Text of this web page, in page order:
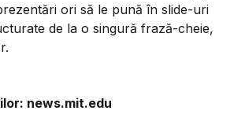
ori să le pună în slide-uri
de la o singură frază-cheie,
news.mit.edu